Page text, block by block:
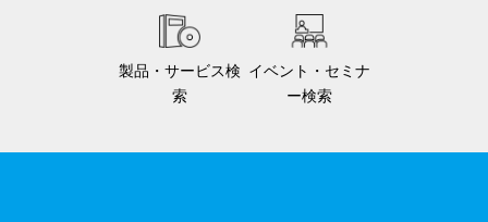
製品・サービス検
索
イベント・セミナ
ー検索